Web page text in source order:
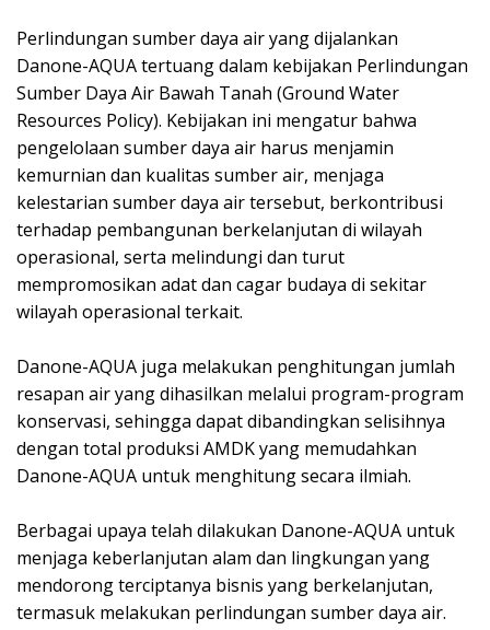
Perlindungan sumber daya air yang dijalankan
Danone-AQUA tertuang dalam kebijakan Perlindungan
Sumber Daya Air Bawah Tanah (Ground Water
Resources Policy). Kebijakan ini mengatur bahwa
pengelolaan sumber daya air harus menjamin
kemurnian dan kualitas sumber air, menjaga
kelestarian sumber daya air tersebut, berkontribusi
terhadap pembangunan berkelanjutan di wilayah
operasional, serta melindungi dan turut
mempromosikan adat dan cagar budaya di sekitar
wilayah operasional terkait. ⁣
Danone-AQUA juga melakukan penghitungan jumlah
resapan air yang dihasilkan melalui program-program
konservasi, sehingga dapat dibandingkan selisihnya
dengan total produksi AMDK yang memudahkan
Danone-AQUA untuk menghitung secara ilmiah. ⁣
Berbagai upaya telah dilakukan Danone-AQUA untuk
menjaga keberlanjutan alam dan lingkungan yang
mendorong terciptanya bisnis yang berkelanjutan,
termasuk melakukan perlindungan sumber daya air.